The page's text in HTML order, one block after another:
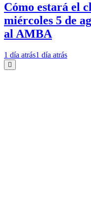
Cómo estará el
miércoles 5 de
al AMBA
1 día atrás1 día atrás